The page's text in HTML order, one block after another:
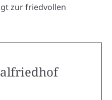
zur friedvollen